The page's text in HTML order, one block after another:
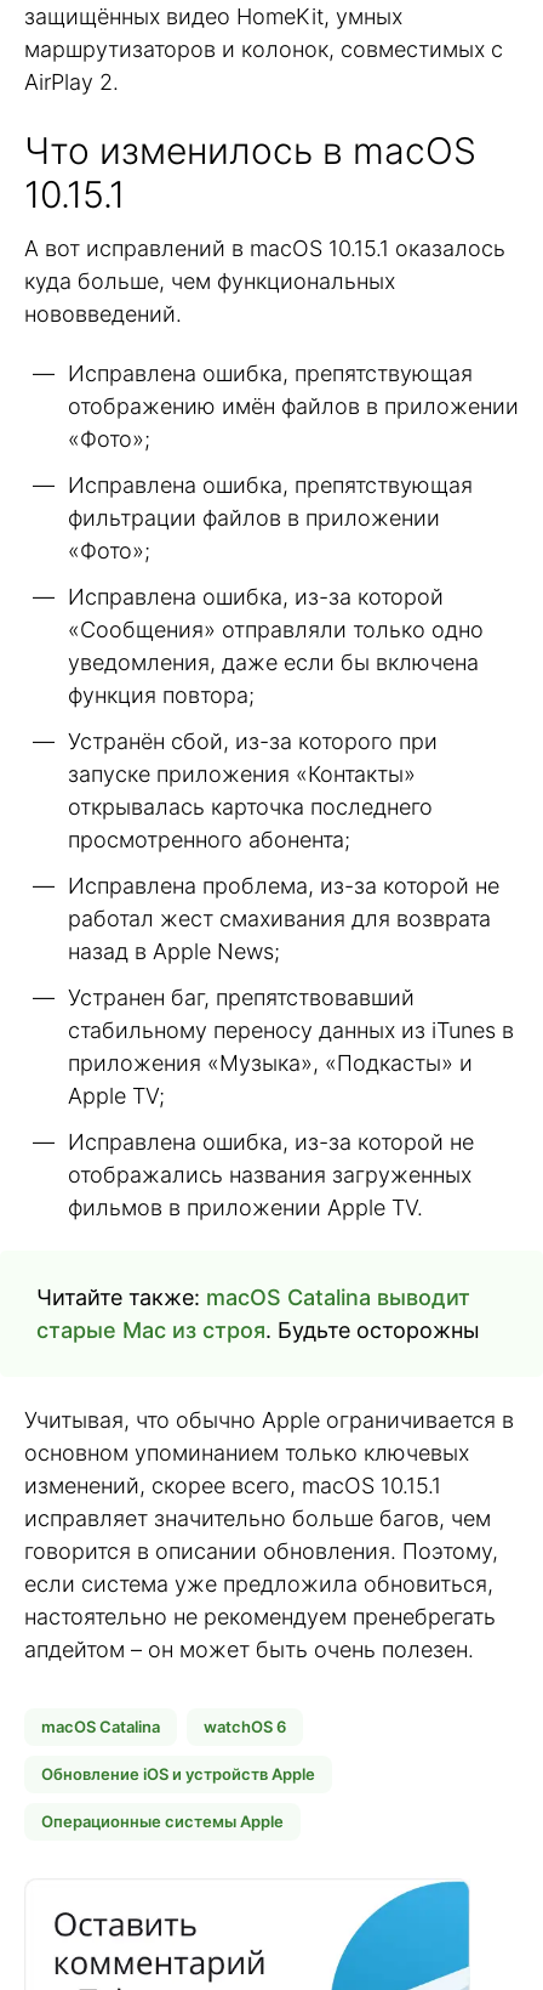
защищённых видео HomeKit, умных
маршрутизаторов и колонок, совместимых с
AirPlay 2.
Что изменилось в macOS
10.15.1
А вот исправлений в macOS 10.15.1 оказалось
куда больше, чем функциональных
нововведений.
Исправлена ошибка, препятствующая
отображению имён файлов в приложении
«Фото»;
Исправлена ошибка, препятствующая
фильтрации файлов в приложении
«Фото»;
Исправлена ошибка, из-за которой
«Сообщения» отправляли только одно
уведомления, даже если бы включена
функция повтора;
Устранён сбой, из-за которого при
запуске приложения «Контакты»
открывалась карточка последнего
просмотренного абонента;
Исправлена проблема, из-за которой не
работал жест смахивания для возврата
назад в Apple News;
Устранен баг, препятствовавший
стабильному переносу данных из iTunes в
приложения «Музыка», «Подкасты» и
Apple TV;
Исправлена ошибка, из-за которой не
отображались названия загруженных
фильмов в приложении Apple TV.
Читайте также: macOS Catalina выводит
старые Mac из строя. Будьте осторожны
Учитывая, что обычно Apple ограничивается в
основном упоминанием только ключевых
изменений, скорее всего, macOS 10.15.1
исправляет значительно больше багов, чем
говорится в описании обновления. Поэтому,
если система уже предложила обновиться,
настоятельно не рекомендуем пренебрегать
апдейтом – он может быть очень полезен.
macOS Catalina watchOS 6
Обновление iOS и устройств Apple
Операционные системы Apple